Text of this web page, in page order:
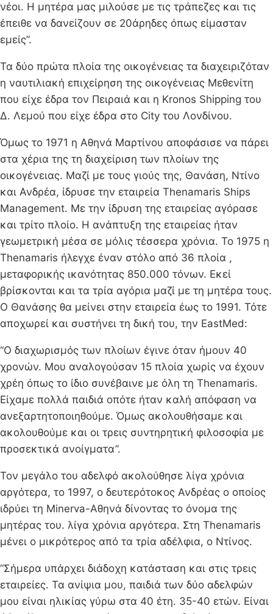
νέοι. Η μητέρα μας μιλούσε με τις τράπεζες και τις
έπειθε να δανείζουν σε 20άρηδες όπως είμασταν
εμείς”.
Τα δύο πρώτα πλοία της οικογένειας τα διαχειριζόταν
η ναυτιλιακή επιχείρηση της οικογένειας Μεθενίτη
που είχε έδρα τον Πειραιά και η Kronos Shipping του
Δ. Λεμού που είχε έδρα στο City του Λονδίνου.
Όμως το 1971 η Αθηνά Μαρτίνου αποφάσισε να πάρει
στα χέρια της τη διαχείριση των πλοίων της
οικογένειας. Μαζί με τους γιούς της, Θανάση, Ντίνο
και Ανδρέα, ίδρυσε την εταιρεία Thenamaris Ships
Management. Με την ίδρυση της εταιρείας αγόρασε
και τρίτο πλοίο. Η ανάπτυξη της εταιρείας ήταν
γεωμετρική μέσα σε μόλις τέσσερα χρόνια. Το 1975 η
Thenamaris ήλεγχε έναν στόλο από 36 πλοία ,
μεταφορικής ικανότητας 850.000 τόνων. Εκεί
βρίσκονται και τα τρία αγόρια μαζί με τη μητέρα τους.
Ο Θανάσης θα μείνει στην εταιρεία έως το 1991. Τότε
αποχωρεί και συστήνει τη δική του, την ΕastMed:
“Ο διαχωρισμός των πλοίων έγινε όταν ήμουν 40
χρονών. Μου αναλογούσαν 15 πλοία χωρίς να έχουν
χρέη όπως το ίδιο συνέβαινε με όλη τη Thenamaris.
Είχαμε πολλά παιδιά οπότε ήταν καλή απόφαση να
ανεξαρτητοποιηθούμε. Όμως ακολουθήσαμε και
ακολουθούμε και οι τρεις συντηρητική φιλοσοφία με
προσεκτικά ανοίγματα”.
Τον μεγάλο του αδελφό ακολούθησε λίγα χρόνια
αργότερα, το 1997, ο δευτερότοκος Ανδρέας ο οποίος
ιδρύει τη Minerva-Αθηνά δίνοντας το όνομα της
μητέρας του. λίγα χρόνια αργότερα. Στη Τhenamaris
μένει ο μικρότερος από τα τρία αδέλφια, ο Ντίνος.
“Σήμερα υπάρχει διάδοχη κατάσταση και στις τρεις
εταιρείες. Τα ανίψια μου, παιδιά των δύο αδελφών
μου είναι ηλικίας γύρω στα 40 έτη. 35-40 ετών. Είναι